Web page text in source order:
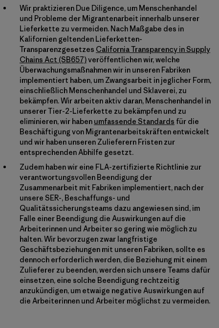
Wir praktizieren Due Diligence, um Menschenhandel
und Probleme der Migrantenarbeit innerhalb unserer
Lieferkette zu vermeiden. Nach Maßgabe des in
Kalifornien geltenden Lieferketten-
Transparenzgesetzes California Transparency in Supply
Chains Act (SB657)veröffentlichen wir, welche
Überwachungsmaßnahmen wir in unseren Fabriken
implementiert haben, um Zwangsarbeit in jeglicher Form,
einschließlich Menschenhandel und Sklaverei, zu
bekämpfen. Wir arbeiten aktiv daran, Menschenhandel in
unserer Tier-2-Lieferkette zu bekämpfen und zu
eliminieren, wir haben umfassende Standards für die
Beschäftigung von Migrantenarbeitskräften entwickelt
und wir haben unseren Zulieferern Fristen zur
entsprechenden Abhilfe gesetzt.
Zudem haben wir eine FLA-zertifizierte Richtlinie zur
verantwortungsvollen Beendigung der
Zusammenarbeit mit Fabriken implementiert, nach der
unsere SER-, Beschaffungs- und
Qualitätssicherungsteams dazu angewiesen sind, im
Falle einer Beendigung die Auswirkungen auf die
Arbeiterinnen und Arbeiter so gering wie möglich zu
halten. Wir bevorzugen zwar langfristige
Geschäftsbeziehungen mit unseren Fabriken, sollte es
dennoch erforderlich werden, die Beziehung mit einem
Zulieferer zu beenden, werden sich unsere Teams dafür
einsetzen, eine solche Beendigung rechtzeitig
anzukündigen, um etwaige negative Auswirkungen auf
die Arbeiterinnen und Arbeiter möglichst zu vermeiden.